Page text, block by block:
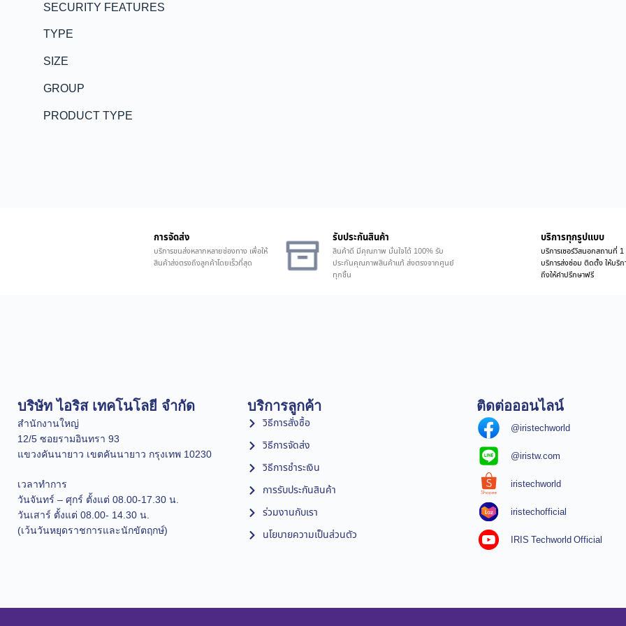
SECURITY FEATURES
TYPE
SIZE
GROUP
PRODUCT TYPE
การจัดส่ง
บริการขนส่งหลากหลายช่องทาง เพื่อให้
สินค้าส่งตรงถึงลูกค้าโดยเร็วที่สุด
รับประกันสินค้า
สินค้าดี มีคุณภาพ มั่นใจได้ 100% รับ
ประกันคุณภาพสินค้าแท้ ส่งตรงจากศูนย์
ทุกชิ้น
บริการทุกรูปแบบ
บริการเซอร์วิสนอกสถานที่
บริการส่งซ่อม ติดตั้ง ให้บริก
ถึงให้คำปรึกษาฟรี
บริษัท ไอริส เทคโนโลยี จำกัด
สำนักงานใหญ่
12/5 ซอยรามอินทรา 93
แขวงคันนายาว เขตคันนายาว กรุงเทพ 10230
เวลาทำการ
วันจันทร์ – ศุกร์ ตั้งแต่ 08.00-17.30 น.
วันเสาร์ ตั้งแต่ 08.00- 14.30 น.
(เว้นวันหยุดราชการและนักขัตฤกษ์)
บริการลูกค้า
วิธีการสั่งซื้อ
วิธีการจัดส่ง
วิธีการชำระเงิน
การรับประกันสินค้า
ร่วมงานกับเรา
นโยบายความเป็นส่วนตัว
ติดต่อออนไลน์
@iristechworld
@iristw.com
iristechworld
iristechofficial
IRIS Techworld Official